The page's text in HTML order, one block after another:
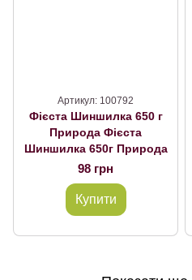
Артикул: 100792
Фієста Шиншилка 650 г
Природа Фієста
Шиншилка 650г Природа
98 грн
Купити